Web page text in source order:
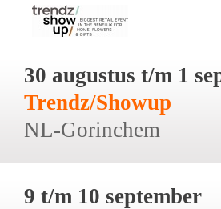
30 augustus t/m 1
Trendz/Showup
NL-Gorinchem
9 t/m 10 september